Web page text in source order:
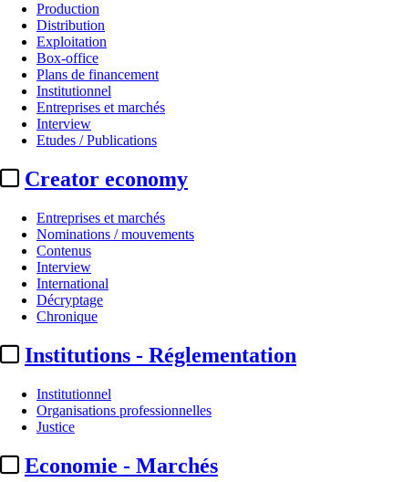
Production
Distribution
Exploitation
Box-office
Plans de financement
Institutionnel
Entreprises et marchés
Interview
Etudes / Publications
Creator economy
Entreprises et marchés
Nominations / mouvements
Contenus
Interview
International
Décryptage
Chronique
Institutions - Réglementation
Institutionnel
Organisations professionnelles
Justice
Economie - Marchés
Entreprises et marchés
Crunchyroll :
Actualité n° 347893| Publié le 11 mai 2026 09:57
...